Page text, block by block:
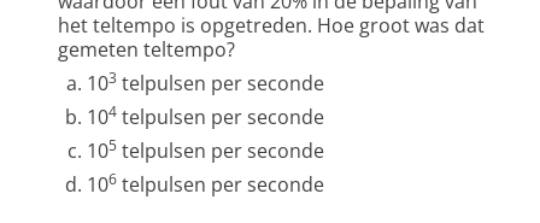
het teltempo is opgetreden. Hoe groot was dat
gemeten teltempo?
103 telpulsen per seconde
104 telpulsen per seconde
105 telpulsen per seconde
106 telpulsen per seconde